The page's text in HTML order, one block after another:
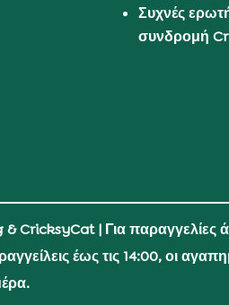
Συχνές
συνδρομή
& CricksyCat| Για παραγγελίες
έως τις 14:00, οι